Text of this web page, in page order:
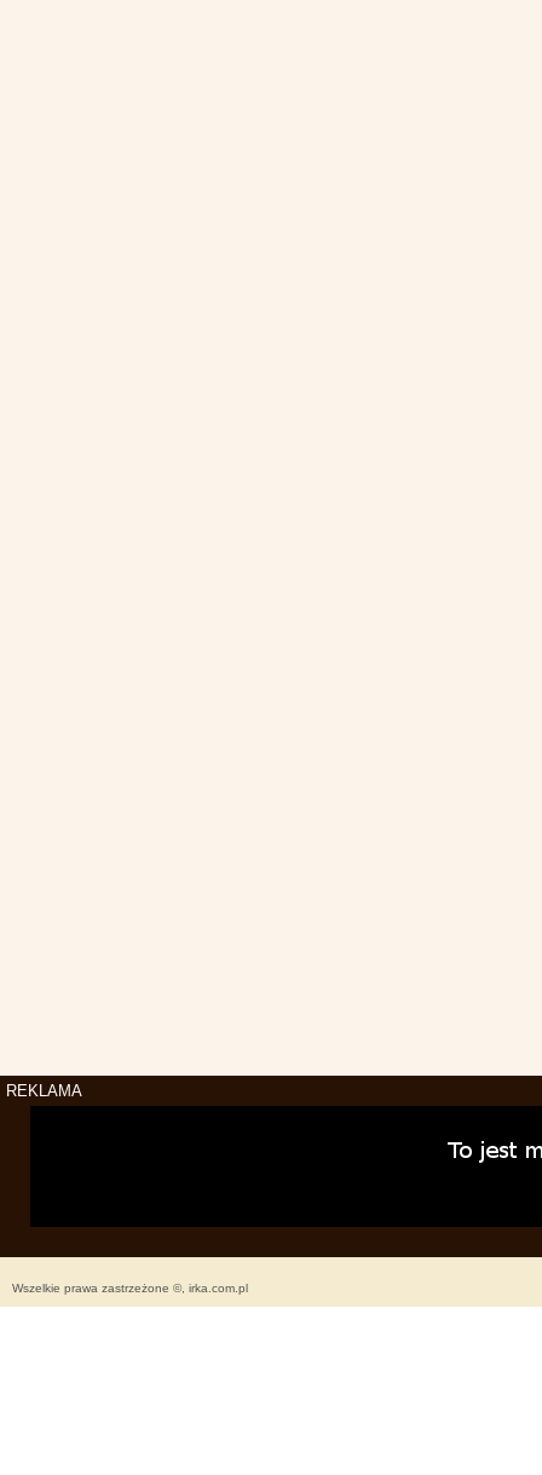
REKLAMA
Wszelkie prawa zastrzeżone ©, irka.com.pl